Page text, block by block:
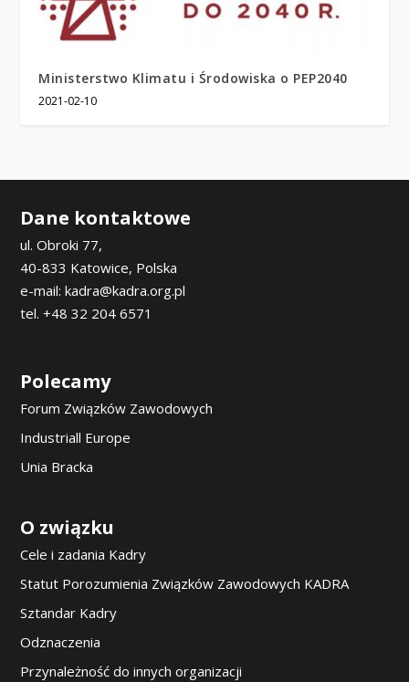
Ministerstwo Klimatu i Środowiska o PEP2040
2021-02-10
Dane kontaktowe
ul. Obroki 77,
40-833 Katowice, Polska
e-mail: kadra@kadra.org.pl
tel. +48 32 204 6571
Polecamy
Forum Związków Zawodowych
Industriall Europe
Unia Bracka
O związku
Cele i zadania Kadry
Statut Porozumienia Związków Zawodowych KADRA
Sztandar Kadry
Odznaczenia
Przynależność do innych organizacji